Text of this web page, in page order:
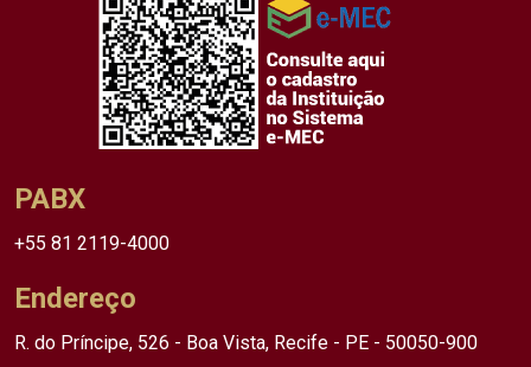
PABX
+55 81 2119-4000
Endereço
R. do Príncipe, 526 - Boa Vista, Recife - PE - 50050-900